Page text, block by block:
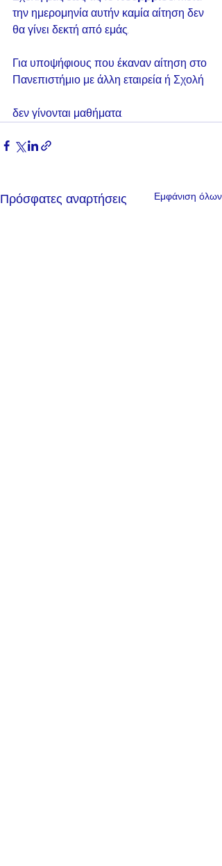
την ημερομηνία αυτήν καμία αίτηση δεν
θα γίνει δεκτή από εμάς.
Για υποψήφιους που έκαναν αίτηση στο
Πανεπιστήμιο με άλλη εταιρεία ή Σχολή
δεν γίνονται μαθήματα.
Πρόσφατες αναρτήσεις Εμφάνιση όλων